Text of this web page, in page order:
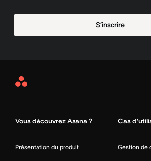
S’inscrire
Asana
Vous découvrez Asana ?
Présentation du produit
Cas
Gestion de